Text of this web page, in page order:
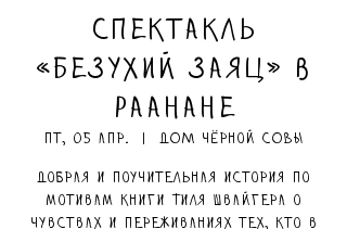
Спектакль
«Безухий заяц» в
Раанане
пт, 05 апр. ДОМ чёрной СОВЫ
Добрая и поучительная история по
мотивам книги Тиля Швайгера о
чувствах и переживаниях тех, кто в